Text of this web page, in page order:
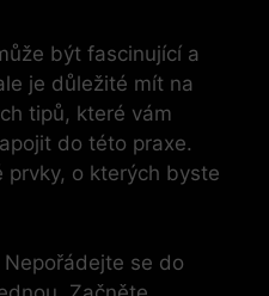
být fascinující a
je důležité mít na
tipů, které vám
do této praxe.
prvky, o kterých byste
Nepořádejte se do